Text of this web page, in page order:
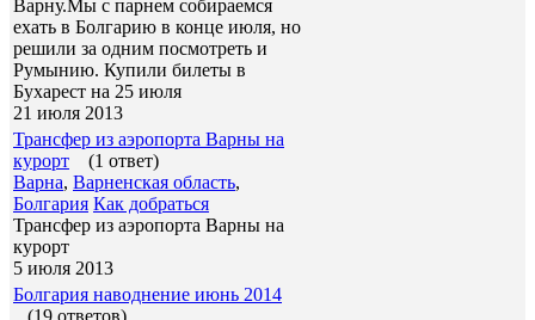
Варну.Мы с парнем собираемся
ехать в Болгарию в конце июля, но
решили за одним посмотреть и
Румынию. Купили билеты в
Бухарест на 25 июля
21 июля 2013
Трансфер из аэропорта Варны на
курорт
(1 ответ)
Варна, Варненская область,
Болгария Как добраться
Трансфер из аэропорта Варны на
курорт
5 июля 2013
Болгария наводнение июнь 2014
(19 ответов)